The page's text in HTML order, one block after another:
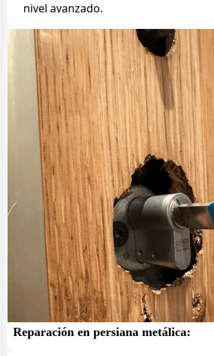
nivel avanzado.
Reparación en persiana metálica: